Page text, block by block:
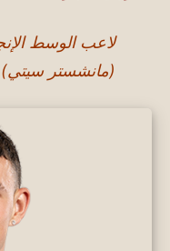
(مانشستر سيتي)